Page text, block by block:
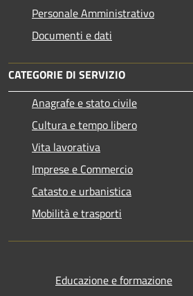
Personale Amministrativo
Documenti e dati
CATEGORIE DI SERVIZIO
Anagrafe e stato civile
Cultura e tempo libero
Vita lavorativa
Imprese e Commercio
Catasto e urbanistica
Mobilità e trasporti
Educazione e formazione